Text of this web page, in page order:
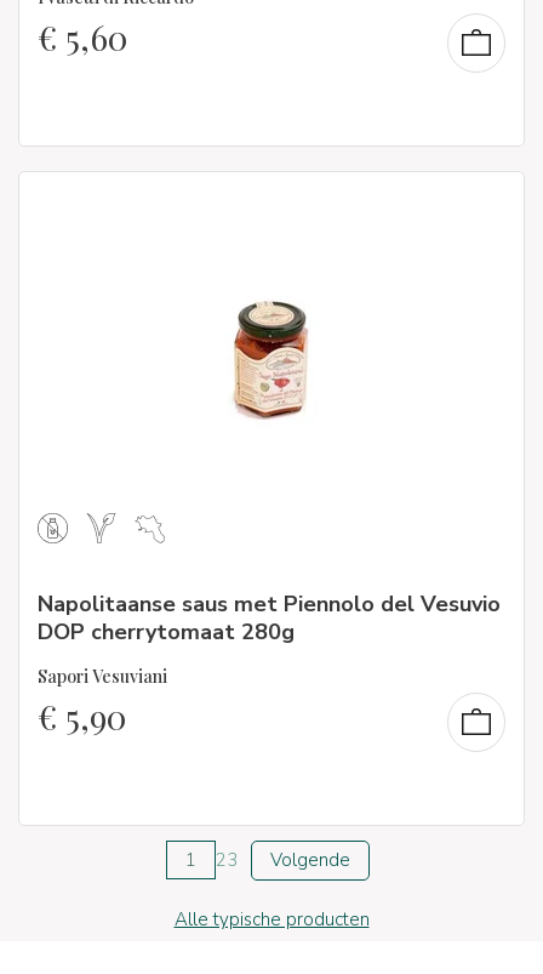
€ 5,60
Napolitaanse saus met Piennolo del Vesuvio
DOP cherrytomaat 280g
Sapori Vesuviani
€ 5,90
1 23 Volgende
Alle typische producten